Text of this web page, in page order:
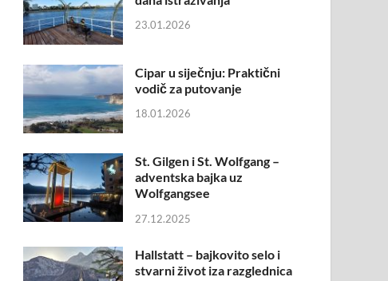
23.01.2026
Cipar u siječnju: Praktični
vodič za putovanje
18.01.2026
St. Gilgen i St. Wolfgang –
adventska bajka uz
Wolfgangsee
27.12.2025
Hallstatt – bajkovito selo i
stvarni život iza razglednica